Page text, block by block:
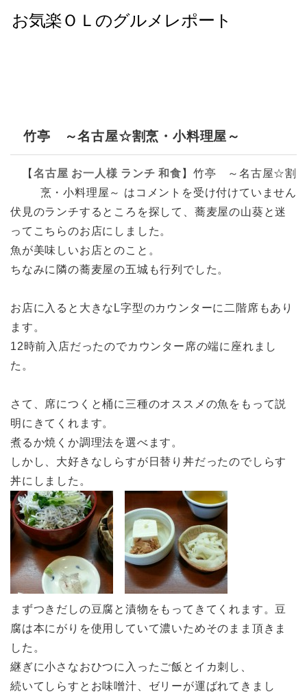
竹亭 ～名古屋☆割烹・小料理屋～
【 名古屋 お一人様 ランチ 和食 】 竹亭 ～名古屋☆割
烹・小料理屋～ は コメントを受け付けていません
伏見のランチするところを探して、蕎麦屋の山葵と迷
ってこちらのお店にしました。
魚が美味しいお店とのこと。
ちなみに隣の蕎麦屋の五城も行列でした。
お店に入ると大きなL字型のカウンターに二階席もあり
ます。
12時前入店だったのでカウンター席の端に座れまし
た。
さて、席につくと桶に三種のオススメの魚をもって説
明にきてくれます。
煮るか焼くか調理法を選べます。
しかし、大好きなしらすが日替り丼だったのでしらす
丼にしました。
まずつきだしの豆腐と漬物をもってきてくれます。豆
腐は本にがりを使用していて濃いためそのまま頂きま
した。
継ぎに小さなおひつに入ったご飯とイカ刺し、
続いてしらすとお味噌汁、ゼリーが運ばれてきまし